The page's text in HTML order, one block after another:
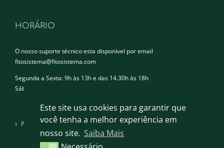
Este site usa cookies para garantir que
você tenha a melhor experiência em
nosso site. Saiba Mais
HORÁRIO
O nosso suporte técnico esta disponivel por email
fitosistema@fitosistema.com
Segunda a Sexta: 9h às 13h e das 14.30h às 18h
Sábado e Domingo: Encerrado
Política de privacidade